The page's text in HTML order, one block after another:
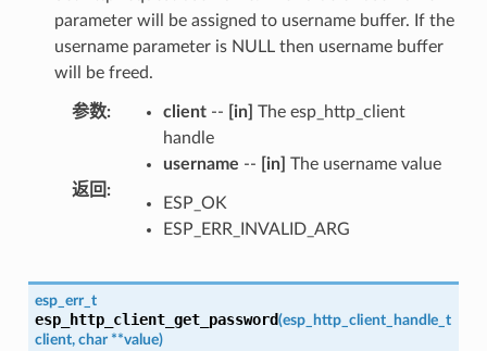
parameter will be assigned to username buffer. If the
username parameter is NULL then username buffer
will be freed.
参数: client-- [in] The esp_http_client
handle
username -- [in] The username value
返回 :
ESP_OK
ESP_ERR_INVALID_ARG
esp_err_t
esp_http_client_get_password(esp_http_client_handle_t
client, char **value)